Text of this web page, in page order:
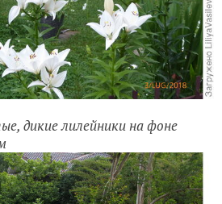
дикие лилейники на фоне